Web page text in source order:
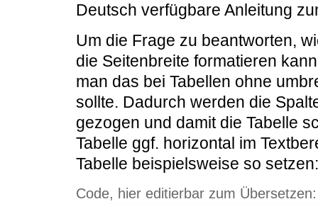
Deutsch verfügbare Anleitung
Um die Frage zu beantworten,
die Seitenbreite formatieren
man das bei Tabellen ohne
sollte. Dadurch werden die
gezogen und damit die Tabelle
Tabelle ggf. horizontal im
Tabelle beispielsweise so setzen:
Code, hier editierbar zum Übersetzen: